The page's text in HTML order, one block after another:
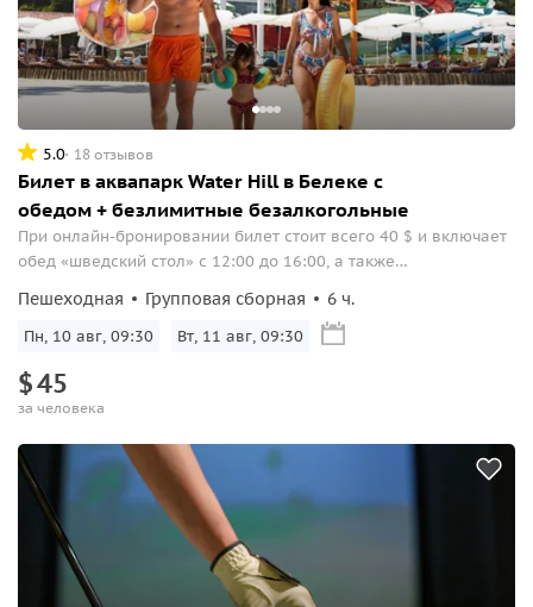
5.0 18 отзывов
Билет в аквапарк Water Hill в Белеке с
обедом + безлимитные безалкогольные
При онлайн-бронировании билет стоит всего 40 $ и включает
обед «шведский стол» с 12:00 до 16:00, а также
Билеты, купленные на входе за 43 $, включают только
фиксированное меню (куриный донер) и один напиток...
Пешеходная Групповая сборная 6 ч.
Пн, 10 авг, 09:30 Вт, 11 авг, 09:30
$45
за человека